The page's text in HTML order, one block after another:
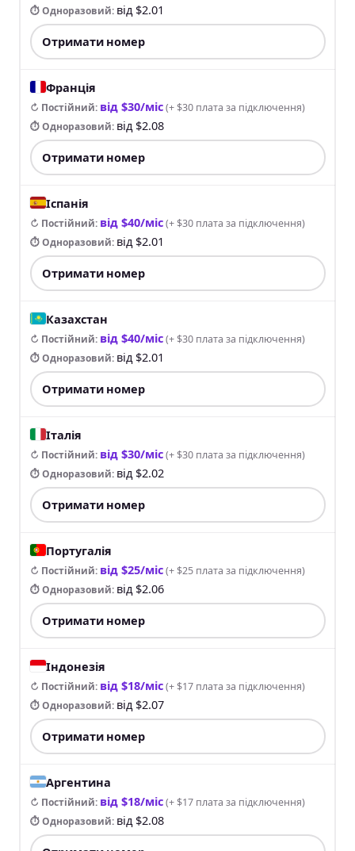
⏱ Одноразовий: від $2.01
Отримати номер
Франція
↻ Постійний: від $30/міс(+ $30 плата за підключення)
⏱ Одноразовий: від $2.08
Отримати номер
Іспанія
↻ Постійний: від $40/міс(+ $30 плата за підключення)
⏱ Одноразовий: від $2.01
Отримати номер
Казахстан
↻ Постійний: від $40/міс(+ $30 плата за підключення)
⏱ Одноразовий: від $2.01
Отримати номер
Італія
↻ Постійний: від $30/міс(+ $30 плата за підключення)
⏱ Одноразовий: від $2.02
Отримати номер
Португалія
↻ Постійний: від $25/міс(+ $25 плата за підключення)
⏱ Одноразовий: від $2.06
Отримати номер
Індонезія
↻ Постійний: від $18/міс(+ $17 плата за підключення)
⏱ Одноразовий: від $2.07
Отримати номер
Аргентина
↻ Постійний: від $18/міс(+ $17 плата за підключення)
⏱ Одноразовий: від $2.08